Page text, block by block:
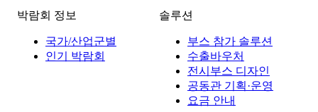
박람회 정보
국가/산업군별
인기 박람회
솔루션
부스 참가 솔루션
수출바우처
전시부스 디자인
공동관 기획·운영
요금 안내